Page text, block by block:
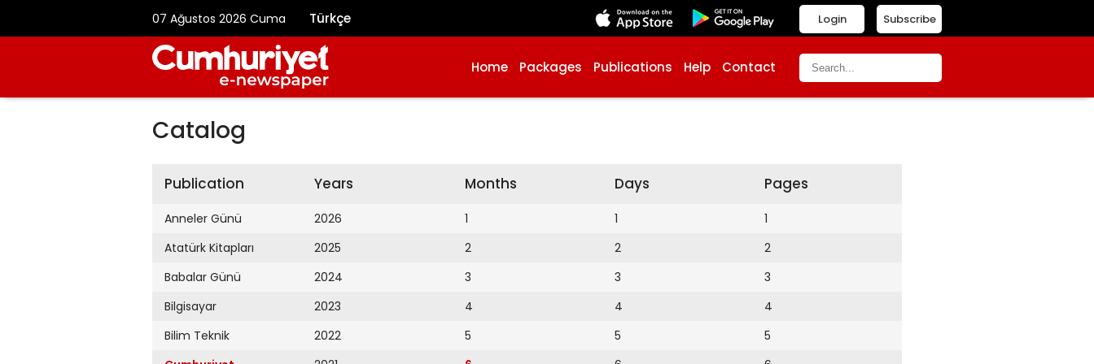
07 Ağustos 2026 Cuma Türkçe Subscribe
Login
Home Packages Publications Help Contact
Catalog
Publication
Anneler Günü
Atatürk Kitapları
Babalar Günü
Bilgisayar
Bilim Teknik
Years
2026
2025
2024
2023
2022
Months
1
2
3
4
5
Days
1
2
3
4
5
Pages
1
2
3
4
5